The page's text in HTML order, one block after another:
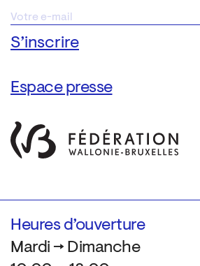
Espace presse
Heures d’ouverture
Mardi → Dimanche